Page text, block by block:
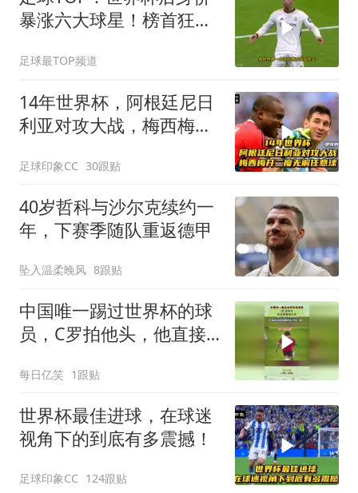
暴涨六大球星！榜首狂涨
足球最TOP频道
14年世界杯，阿根廷尼日
利亚对攻大战，梅西梅开
足球印象CC 30跟贴
40岁哲科与沙尔克续约一
年，下赛季随队重返德甲
坠入温柔晚风 8跟贴
中国唯一踢过世界杯的球
员，C罗拍他头，他直接
每日亿笑 1跟贴
世界杯最佳进球，在球迷
视角下的到底有多震撼！
足球印象CC 124跟贴